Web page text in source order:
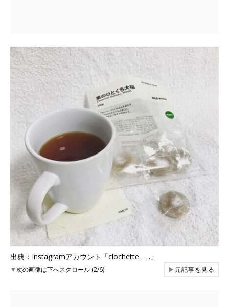
出典：Instagramアカウント「clochette_._ .」
▼次の画像は下へスクロール (2/6) ▶元記事を見る